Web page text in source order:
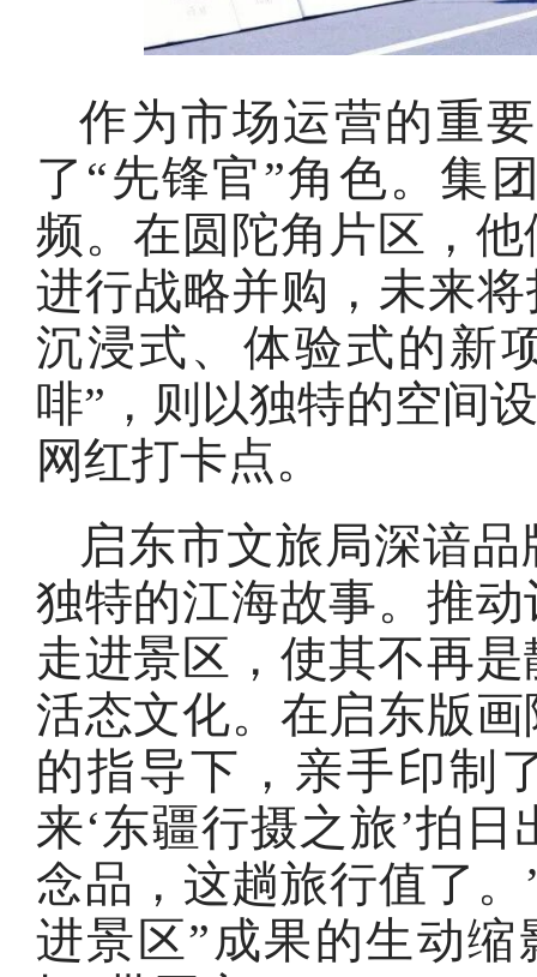
作为市场运营的重
了“先锋官”角色。集
频。在圆陀角片区，
进行战略并购，未来
沉浸式、体验式的新
啡”，则以独特的空间
网红打卡点。
启东市文旅局深谙
独特的江海故事。推
走进景区，使其不再
活态文化。在启东版
的指导下，亲手印制
来‘东疆行摄之旅’拍
念品，这趟旅行值了
进景区”成果的生动